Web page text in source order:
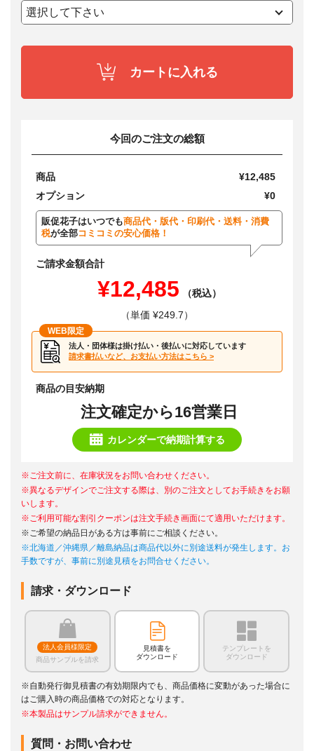
カートに入れる
今回のご注文の総額
商品
¥12,485
オプション
¥0
販促花子はいつでも商品代・版代・印刷代・送料・消費
税が全部コミコミの安心価格！
ご請求金額合計
¥12,485
（税込）
（単価 ¥249.7）
WEB限定
法人・団体様は掛け払い・後払いに対応しています
請求書払いなど、お支払い方法はこちら >
商品の目安納期
注文確定から16営業日
カレンダーで納期計算する
※ご注文前に、在庫状況をお問い合わせください。
※異なるデザインでご注文する際は、別のご注文としてお手続きをお願
いします。
※ご利用可能な割引クーポンは注文手続き画面にて適用いただけます。
※ご希望の納品日がある方は事前にご相談ください。
※北海道／沖縄県／離島納品は商品代以外に別途送料が発生します。お
手数ですが、事前に別途見積をお問合せください。
請求・ダウンロード
法人会員様限定
商品サンプルを請求
見積書を
ダウンロード
テンプレートを
ダウンロード
※自動発行御見積書の有効期限内でも、商品価格に変動があった場合に
はご購入時の商品価格での対応となります。
※本製品はサンプル請求ができません。
質問・お問い合わせ